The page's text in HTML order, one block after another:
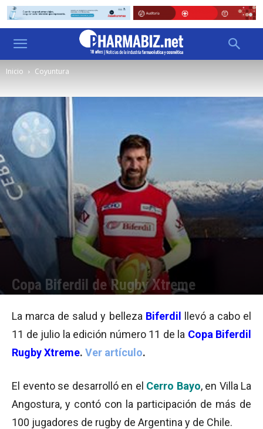
Inicio Coyuntura
Copa Biferdil de Rugby Xtreme
La marca de salud y belleza Biferdil
llevó a cabo el
11 de julio la edición número 11 de la Copa Biferdil
Rugby Xtreme. Ver artículo.
El evento se desarrolló en el Cerro Bayo, en Villa La
Angostura, y contó con la participación de más de
100 jugadores de rugby de Argentina y de Chile.